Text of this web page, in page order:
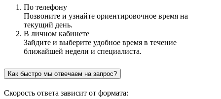
По телефону
Позвоните и узнайте ориентировочное время на
текущий день.
В личном кабинете
Зайдите и выберите удобное время в течение
ближайшей недели и специалиста.
Как быстро мы отвечаем на запрос?
Скорость ответа зависит от формата: